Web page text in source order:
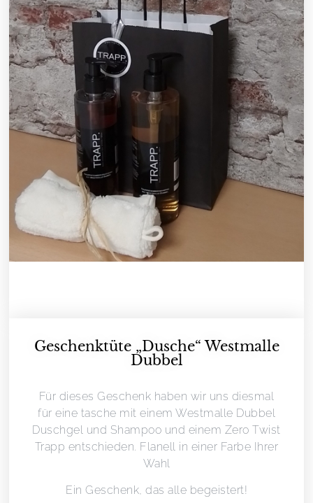
Geschenktüte „Dusche“ Westmalle
Dubbel
Für dieses Geschenk haben wir uns diesmal
für eine tasche mit einem Westmalle Dubbel
Duschgel und Shampoo und einem Zero Twist
Trapp entschieden. Flanell in einer Farbe Ihrer
Wahl
Ein Geschenk, das alle begeistert!